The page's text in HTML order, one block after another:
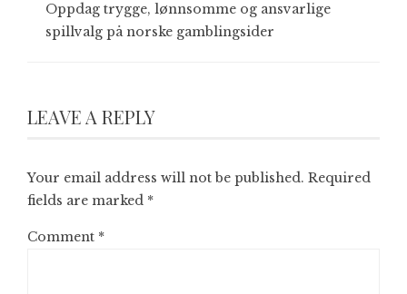
Oppdag trygge, lønnsomme og ansvarlige
spillvalg på norske gamblingsider
LEAVE A REPLY
Your email address will not be published. Required
fields are marked *
Comment *